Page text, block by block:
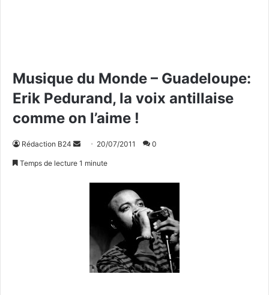
Musique du Monde – Guadeloupe:
Erik Pedurand, la voix antillaise
comme on l’aime !
Rédaction B24 20/07/2011 0
Temps de lecture 1 minute